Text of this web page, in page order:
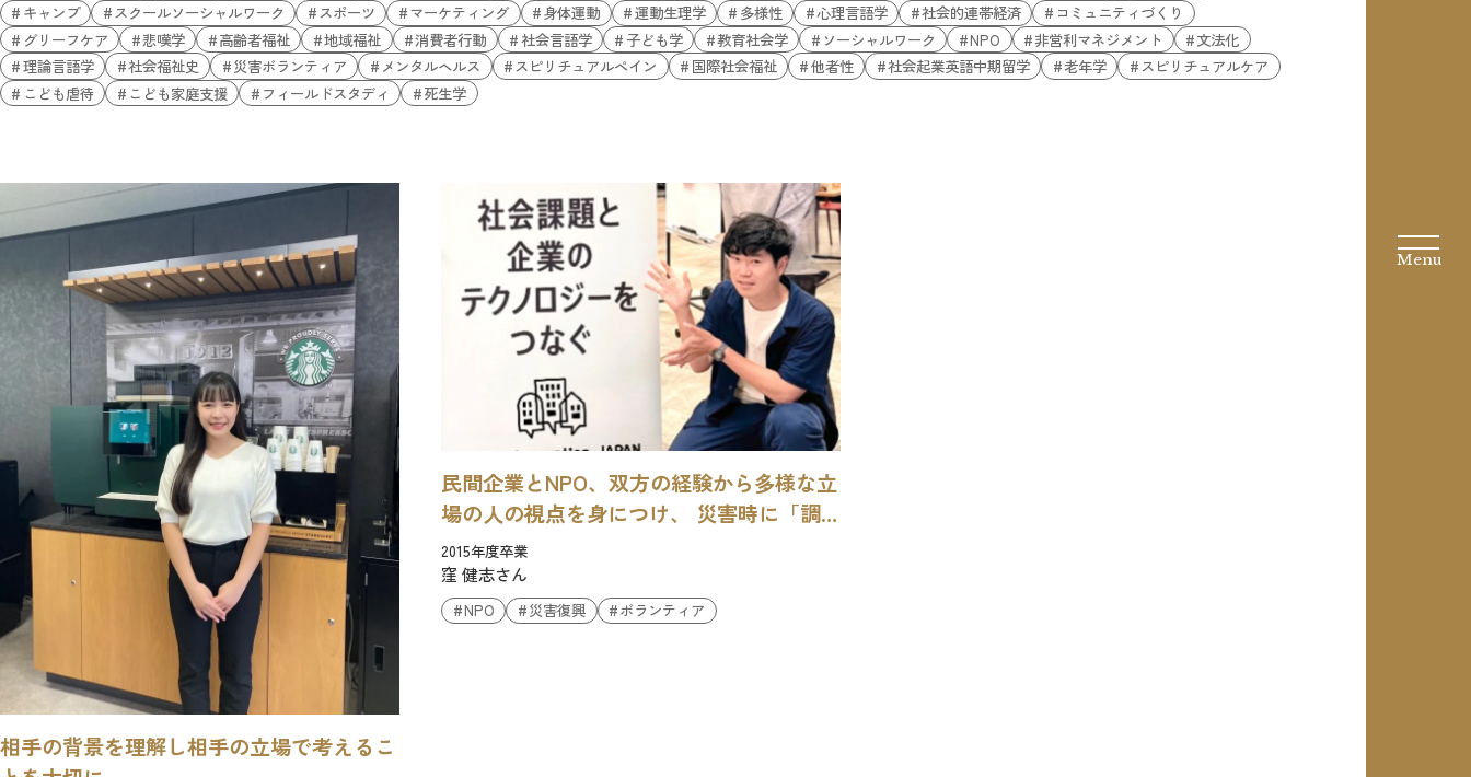
キャンプ
スクールソーシャルワーク スポーツ マーケティング 身体運動 運動生理学 多様性 心理言語学 社会的連帯経済
コミュニティづくり
グリーフケア
悲嘆学 高齢者福祉 地域福祉 消費者行動 社会言語学 子ども学 教育社会学 ソーシャルワーク NPO 非営利マネジメント
文法化
理論言語学
社会福祉史 災害ボランティア メンタルヘルス スピリチュアルペイン 国際社会福祉 他者性 社会起業英語中期留学 老年学
スピリチュアルケア
こども虐待
こども家庭支援 フィールドスタディ 死生学
相手の背景を理解し相手の立場で考えるこ
民間企業とNPO、双方の経験から多様な立
場の人の視点を身につけ、 災害時に「調
整役」を担いたい。
2015年度卒業
窪 健志さん
NPO 災害復興 ボランティア